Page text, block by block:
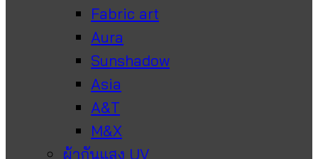
Fabric art
Aura
Sunshadow
Asia
A&T
M&X
ผ้ากันแสง UV